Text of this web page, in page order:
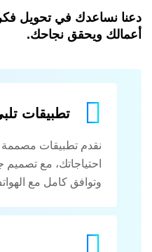
دعنا نساعدك في تحويل
أعمالك ويحقق نجاحك.
تطبيقات
نقدم تطبيقات
احتياجاتك، مع تصميم
وتوافق كامل مع